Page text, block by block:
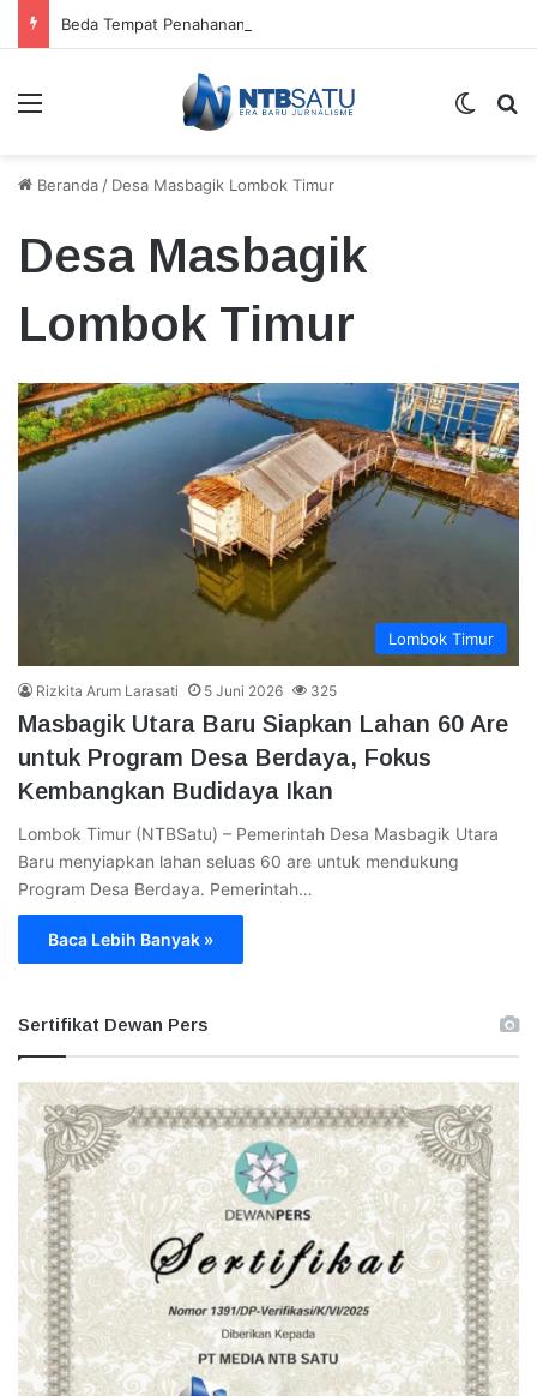
Menu
Beranda / Desa Masbagik Lombok Timur
Desa Masbagik
Lombok Timur
Lombok Timur
Rizkita Arum Larasati 5 Juni 2026 325
Masbagik Utara Baru Siapkan Lahan 60 Are
untuk Program Desa Berdaya, Fokus
Kembangkan Budidaya Ikan
Lombok Timur (NTBSatu) – Pemerintah Desa Masbagik Utara
Baru menyiapkan lahan seluas 60 are untuk mendukung
Program Desa Berdaya. Pemerintah…
Baca Lebih Banyak »
Sertifikat Dewan Pers